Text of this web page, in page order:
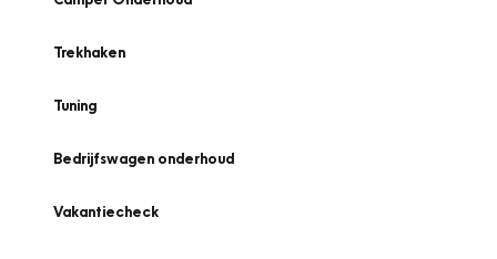
Trekhaken
Tuning
Bedrijfswagen onderhoud
Vakantiecheck